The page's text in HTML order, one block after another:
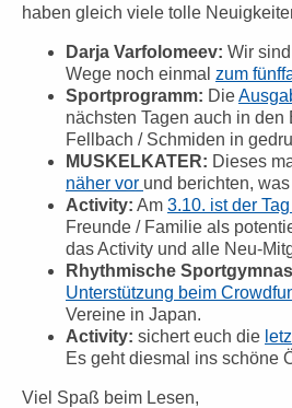
haben gleich viele tolle
Darja Varfolomeev: Wir
Wege noch einmal zum
Sportprogramm: Die
nächsten Tagen auch in
Fellbach / Schmiden in
MUSKELKATER: Dieses
näher vor und berichten,
Activity: Am 3.10. ist der
Freunde / Familie als
das Activity und alle Neu-
Rhythmische
Unterstützung beim
Vereine in Japan.
Activity: sichert euch die
Es geht diesmal ins schöne
Viel Spaß beim Lesen,